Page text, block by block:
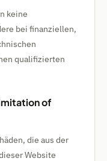
keine
bei finanziellen,
qualifizierten
of
die aus der
Website